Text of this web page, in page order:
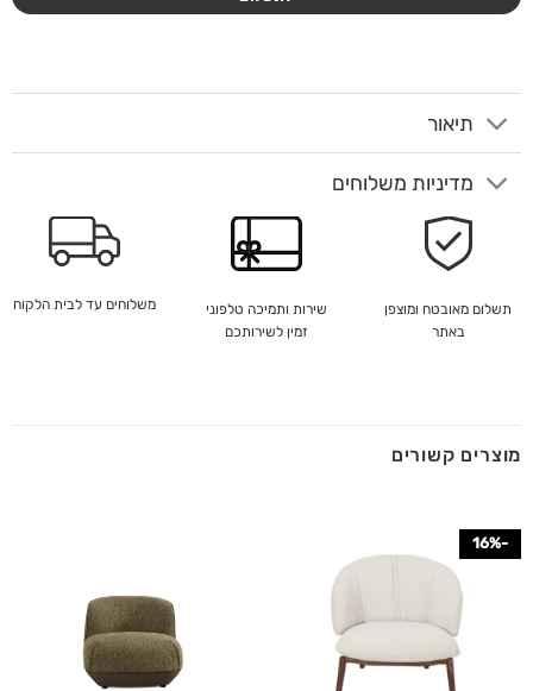
תיאור
מדיניות משלוחים
תשלום מאובטח ומוצפן
באתר
שירות ותמיכה טלפוני
זמין לשירותכם
משלוחים עד לבית הלקוח
מוצרים קשורים
-16%